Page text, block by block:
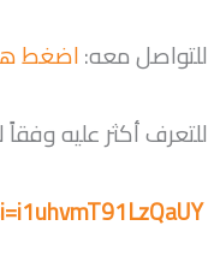
للتواصل معه:اضغط
للتعرف أكثر عليه